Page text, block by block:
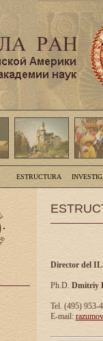
ESTRUCTURA
Director del
Ph.D. Dmitriy
Tel. (495) 953-
E-mail: